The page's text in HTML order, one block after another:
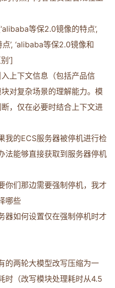
等保2.0镜像的特点’,
’, ‘alibaba等保2.0镜像和
’]
上下文信息（包括产品信
对复杂场景的理解能力。模
，仅在必要时结合上下文进
我的ECS服务器被停机进行检
法能够直接获取到服务器停机
你们那边需要强制停机，我才
哪些
器如何设置仅在强制停机时才
的两轮大模型改写压缩为一
时（改写模块处理耗时从4.5